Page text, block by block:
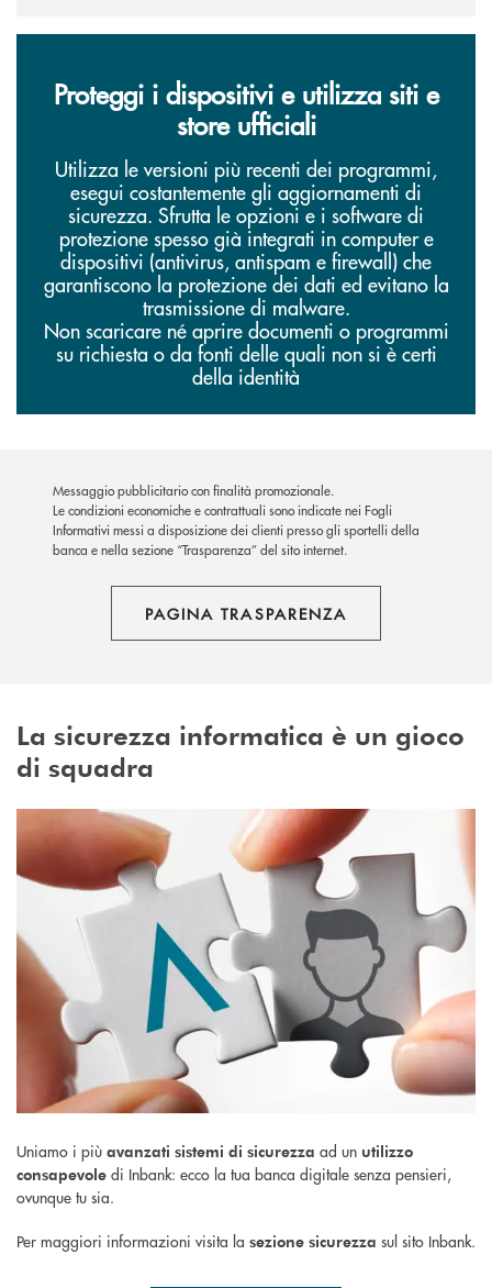
Proteggi i dispositivi e utilizza siti e
store ufficiali
Utilizza le versioni più recenti dei programmi,
esegui costantemente gli aggiornamenti di
sicurezza. Sfrutta le opzioni e i software di
protezione spesso già integrati in computer e
dispositivi (antivirus, antispam e firewall) che
garantiscono la protezione dei dati ed evitano la
trasmissione di malware.
Non scaricare né aprire documenti o programmi
su richiesta o da fonti delle quali non si è certi
della identità
Messaggio pubblicitario con finalità promozionale.
Le condizioni economiche e contrattuali sono indicate nei Fogli
Informativi messi a disposizione dei clienti presso gli sportelli della
banca e nella sezione “Trasparenza” del sito internet.
PAGINA TRASPARENZA
La sicurezza informatica è un gioco
di squadra
Uniamo i più avanzati sistemi di sicurezza ad un utilizzo
consapevole di Inbank: ecco la tua banca digitale senza pensieri,
ovunque tu sia.
Per maggiori informazioni visita la sezione sicurezza sul sito Inbank.